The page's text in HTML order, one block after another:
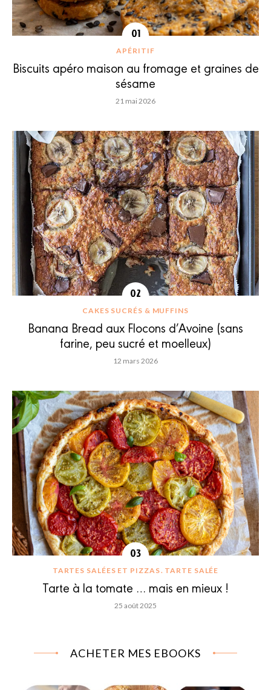
APÉRITIF
Biscuits apéro maison au fromage et graines de
sésame
21 mai 2026
CAKES SUCRÉS & MUFFINS
Banana Bread aux Flocons d’Avoine (sans
farine, peu sucré et moelleux)
12 mars 2026
TARTES SALÉES ET PIZZAS TARTE SALÉE
Tarte à la tomate … mais en mieux !
25 août 2025
ACHETER MES EBOOKS